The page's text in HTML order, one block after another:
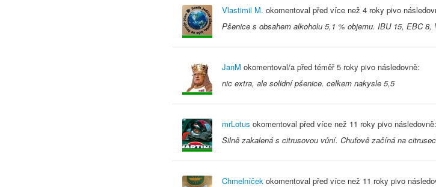
Vlastimil M. okomentoval před více než 4 roky pivo
Pšenice s obsahem alkoholu 5,1 % objemu. IBU 15, EBC 8,
JanM okomentoval/a před téměř 5 roky pivo následovně:
nic extra, ale solidní pšenice. celkem nakysle 5,5
mrLotus okomentoval před více než 11 roky pivo následovně:
Silně zakalená s citrusovou vůní. Chuťově začíná na
Chmelníček okomentoval před více než 11 roky pivo